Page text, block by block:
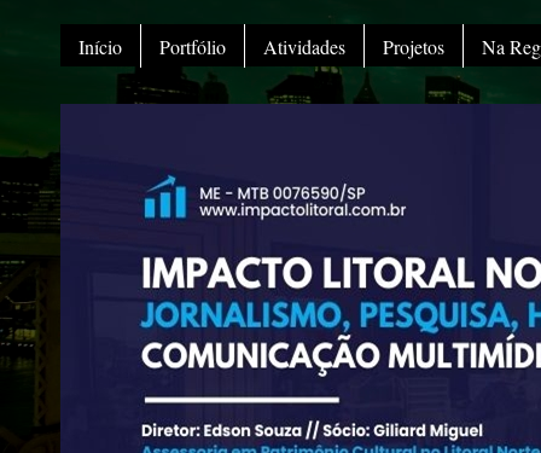
Início Portfólio Atividades Projetos Na